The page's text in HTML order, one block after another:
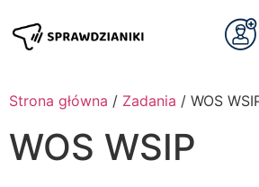
Strona główna / Zadania / WOS
WOS WSIP